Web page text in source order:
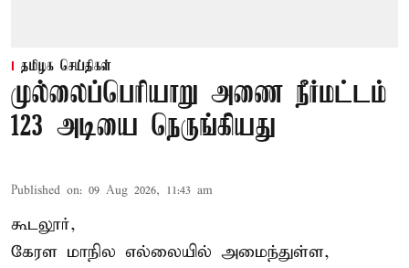
தமிழக செய்திகள்
முல்லைப்பெரியாறு அணை நீர்மட்டம்
123 அடியை நெருங்கியது
Published on: 09 Aug 2026, 11:43 am
கூடலூர்,
கேரள மாநில எல்லையில் அமைந்துள்ள,